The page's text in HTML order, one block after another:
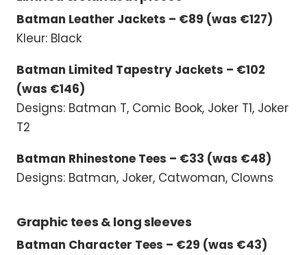
Batman Leather Jackets – €89 (was €127)
Kleur: Black
Batman Limited Tapestry Jackets – €102
(was €146)
Designs: Batman T, Comic Book, Joker T1, Joker
T2
Batman Rhinestone Tees – €33 (was €48)
Designs: Batman, Joker, Catwoman, Clowns
Graphic tees & long sleeves
Batman Character Tees – €29 (was €43)